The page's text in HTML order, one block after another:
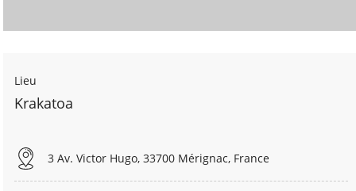
Lieu
Krakatoa
3 Av. Victor Hugo, 33700 Mérignac, France